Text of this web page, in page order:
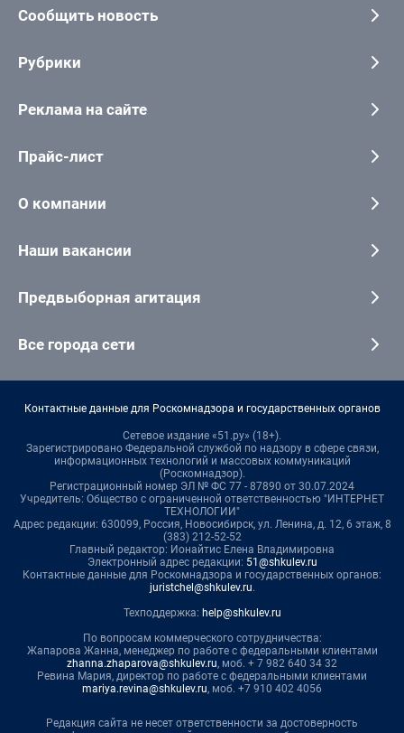
Сообщить новость
Рубрики
Реклама на сайте
Прайс-лист
О компании
Наши вакансии
Предвыборная агитация
Все города сети
Контактные данные для Роскомнадзора и государственных органов
Сетевое издание «51.ру» (18+).
Зарегистрировано Федеральной службой по надзору в сфере связи,
информационных технологий и массовых коммуникаций
(Роскомнадзор).
Регистрационный номер ЭЛ № ФС 77 - 87890 от 30.07.2024
Учредитель: Общество с ограниченной ответственностью "ИНТЕРНЕТ
ТЕХНОЛОГИИ"
Адрес редакции: 630099, Россия, Новосибирск, ул. Ленина, д. 12, 6 этаж, 8
(383) 212-52-52
Главный редактор: Ионайтис Елена Владимировна
Электронный адрес редакции: 51@shkulev.ru
Контактные данные для Роскомнадзора и государственных органов:
juristchel@shkulev.ru.
Техподдержка: help@shkulev.ru
По вопросам коммерческого сотрудничества:
Жапарова Жанна, менеджер по работе с федеральными клиентами
zhanna.zhaparova@shkulev.ru, моб. + 7 982 640 34 32
Ревина Мария, директор по работе с федеральными клиентами
mariya.revina@shkulev.ru, моб. +7 910 402 4056
Редакция сайта не несет ответственности за достоверность